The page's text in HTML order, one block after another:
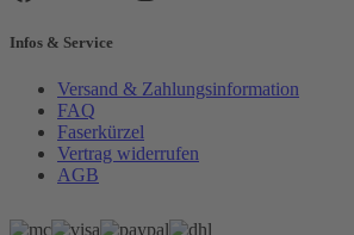
Infos & Service
Versand & Zahlungsinformation
FAQ
Faserkürzel
Vertrag widerrufen
AGB